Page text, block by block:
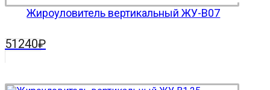
Жироуловитель вертикальный ЖУ-В07
51240₽